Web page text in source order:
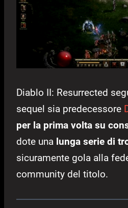
Diablo II: Resurrected
sequel sia predecessore
per la prima volta su
dote una lunga serie di
sicuramente gola alla
community del titolo.